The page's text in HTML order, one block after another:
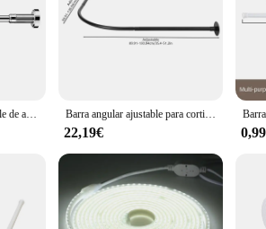
Tendedero de ropa ajustable de acero inoxidable de 35-80cm, barra de cortina telescópica sin taladro para balcón y baño Barra angular ajustable para cortina de ducha, Barra de ducha para baño y bañera
22,19€